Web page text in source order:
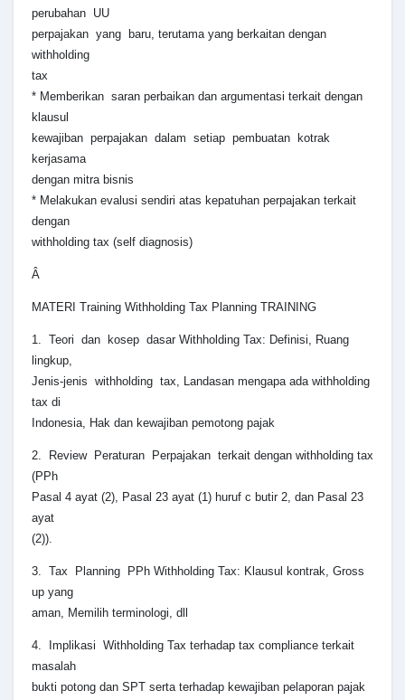
perubahan UU
perpajakan yang baru, terutama yang berkaitan dengan
withholding
tax
* Memberikan saran perbaikan dan argumentasi terkait dengan
klausul
kewajiban perpajakan dalam setiap pembuatan kotrak
kerjasama
dengan mitra bisnis
* Melakukan evalusi sendiri atas kepatuhan perpajakan terkait
dengan
withholding tax (self diagnosis)
Â
MATERI Training Withholding Tax Planning TRAINING
1. Teori dan kosep dasar Withholding Tax: Definisi, Ruang
lingkup,
Jenis-jenis withholding tax, Landasan mengapa ada withholding
tax di
Indonesia, Hak dan kewajiban pemotong pajak
2. Review Peraturan Perpajakan terkait dengan withholding tax
(PPh
Pasal 4 ayat (2), Pasal 23 ayat (1) huruf c butir 2, dan Pasal 23
ayat
(2)).
3. Tax Planning PPh Withholding Tax: Klausul kontrak, Gross
up yang
aman, Memilih terminologi, dll
4. Implikasi Withholding Tax terhadap tax compliance terkait
masalah
bukti potong dan SPT serta terhadap kewajiban pelaporan pajak